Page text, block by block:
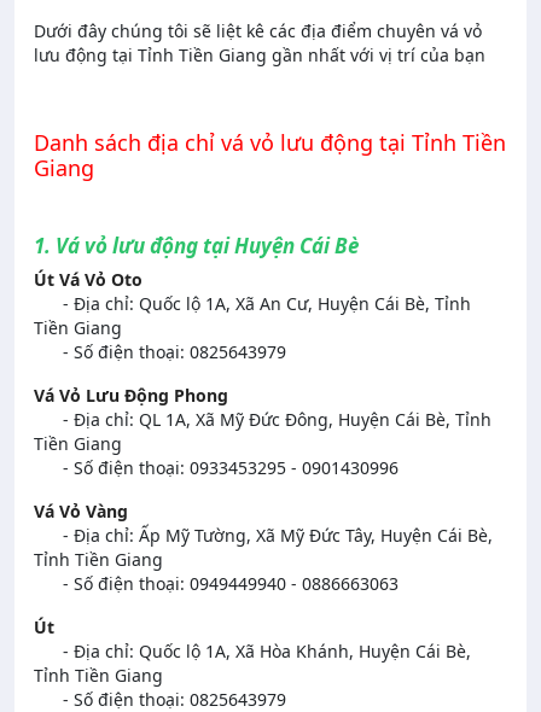
Dưới đây chúng tôi sẽ liệt kê các địa điểm chuyên vá vỏ
lưu động tại Tỉnh Tiền Giang gần nhất với vị trí của bạn
Danh sách địa chỉ vá vỏ lưu động tại Tỉnh Tiền
Giang
1. Vá vỏ lưu động tại Huyện Cái Bè
Út Vá Vỏ Oto
- Địa chỉ: Quốc lộ 1A, Xã An Cư, Huyện Cái Bè, Tỉnh
Tiền Giang
- Số điện thoại: 0825643979
Vá Vỏ Lưu Động Phong
- Địa chỉ: QL 1A, Xã Mỹ Đức Đông, Huyện Cái Bè, Tỉnh
Tiền Giang
- Số điện thoại: 0933453295 - 0901430996
Vá Vỏ Vàng
- Địa chỉ: Ấp Mỹ Tường, Xã Mỹ Đức Tây, Huyện Cái Bè,
Tỉnh Tiền Giang
- Số điện thoại: 0949449940 - 0886663063
Út
- Địa chỉ: Quốc lộ 1A, Xã Hòa Khánh, Huyện Cái Bè,
Tỉnh Tiền Giang
- Số điện thoại: 0825643979